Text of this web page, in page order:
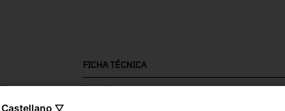
FICHA TÉCNICA
Nombre
Castellano ▽